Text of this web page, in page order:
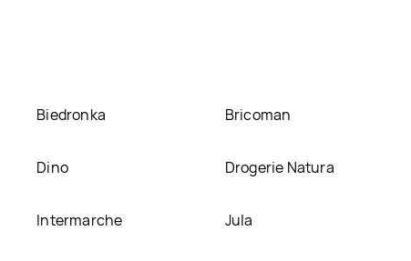
Biedronka Bricoman
Dino Drogerie Natura
Intermarche Jula